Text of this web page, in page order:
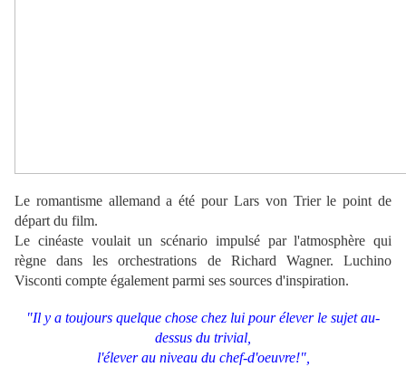
Le romantisme allemand a été pour Lars von Trier le point de
départ du film.
Le cinéaste voulait un scénario impulsé par l'atmosphère qui
règne dans les orchestrations de Richard Wagner. Luchino
Visconti compte également parmi ses sources d'inspiration.
"Il y a toujours quelque chose chez lui pour élever le sujet au-
dessus du trivial,
l'élever au niveau du chef-d'oeuvre!",